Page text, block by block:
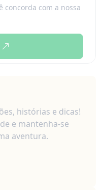
concorda com a nossa
histórias e dicas!
e mantenha-se
aventura.